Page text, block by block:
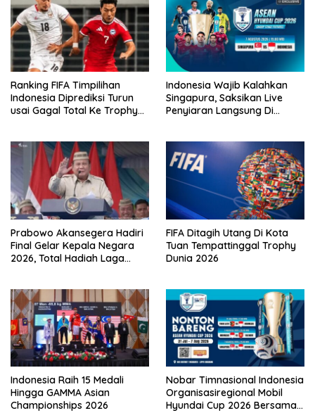
Ranking FIFA Timpilihan
Indonesia Diprediksi Turun
usai Gagal Total Ke Trophy
Indonesia Wajib Kalahkan
Singapura, Saksikan Live
Penyiaran Langsung Di
Prabowo Akansegera Hadiri
Final Gelar Kepala Negara
2026, Total Hadiah Laga
FIFA Ditagih Utang Di Kota
Tuan Tempattinggal Trophy
Dunia 2026
Indonesia Raih 15 Medali
Hingga GAMMA Asian
Championships 2026
Nobar Timnasional Indonesia
Organisasiregional Mobil
Hyundai Cup 2026 Bersama